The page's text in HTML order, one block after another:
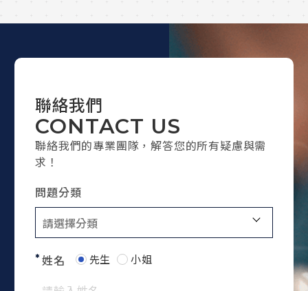
聯絡我們
CONTACT US
聯絡我們的專業團隊，解答您的所有疑慮與需
求！
問題分類
姓名 先生 小姐